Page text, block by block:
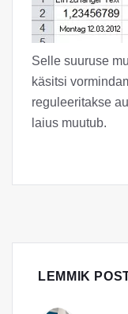
Selle suuruse
käsitsi
reguleeritakse
laius muutub.
LEMMIK